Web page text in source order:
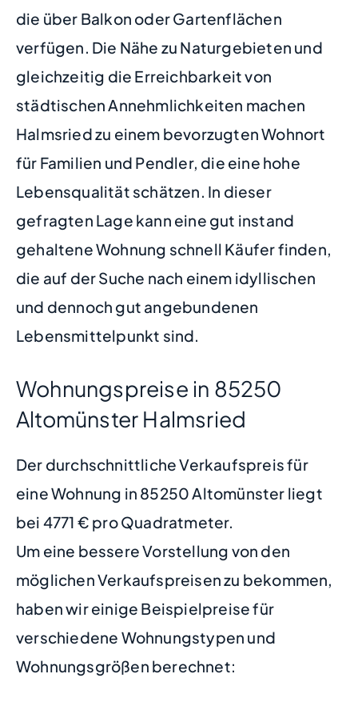
die über Balkon oder Gartenflächen
verfügen. Die Nähe zu Naturgebieten und
gleichzeitig die Erreichbarkeit von
städtischen Annehmlichkeiten machen
Halmsried zu einem bevorzugten Wohnort
für Familien und Pendler, die eine hohe
Lebensqualität schätzen. In dieser
gefragten Lage kann eine gut instand
gehaltene Wohnung schnell Käufer finden,
die auf der Suche nach einem idyllischen
und dennoch gut angebundenen
Lebensmittelpunkt sind.
Wohnungspreise in 85250
Altomünster Halmsried
Der durchschnittliche Verkaufspreis für
eine Wohnung in 85250 Altomünster liegt
bei 4771 € pro Quadratmeter.
Um eine bessere Vorstellung von den
möglichen Verkaufspreisen zu bekommen,
haben wir einige Beispielpreise für
verschiedene Wohnungstypen und
Wohnungsgrößen berechnet: